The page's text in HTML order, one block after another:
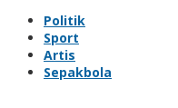
Politik
Sport
Artis
Sepakbola